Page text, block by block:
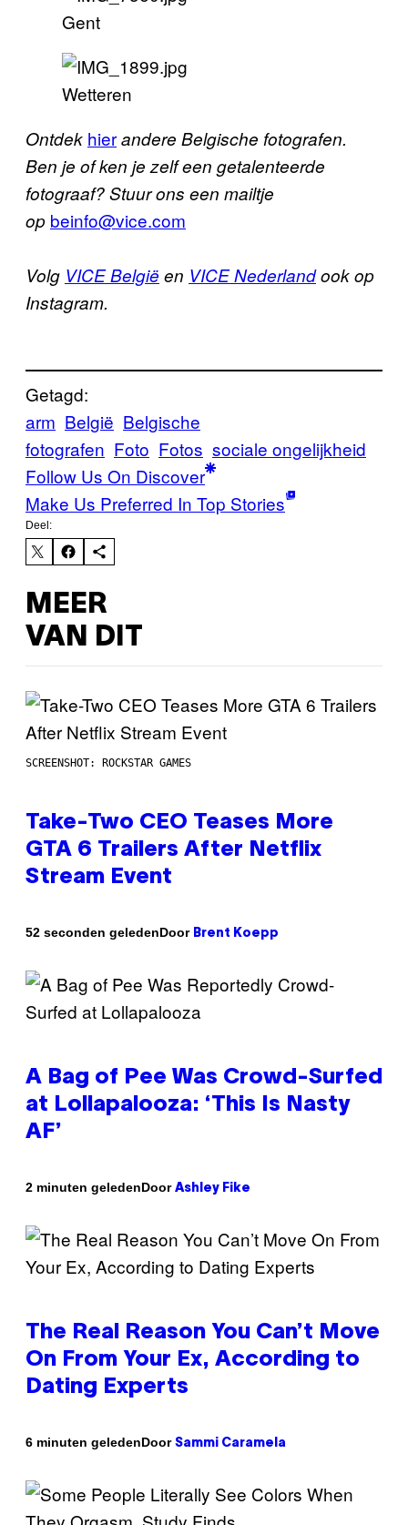
Gent
Wetteren
Ontdek hierandere Belgische fotografen.
Ben je of ken je zelf een getalenteerde
fotograaf? Stuur ons een mailtje
op beinfo@vice.com
Volg VICE België en VICE Nederlandook op
Instagram.
Getagd:
arm België Belgische
fotografen Foto Fotos sociale ongelijkheid
Follow Us On Discover
Make Us Preferred In Top Stories
Deel:
MEER
VAN DIT
SCREENSHOT: ROCKSTAR GAMES
Take-Two CEO Teases More
GTA 6 Trailers After Netflix
Stream Event
52 seconden geledenDoor Brent Koepp
A Bag of Pee Was Crowd-Surfed
at Lollapalooza: ‘This Is Nasty
AF’
2 minuten geledenDoor Ashley Fike
The Real Reason You Can’t Move
On From Your Ex, According to
Dating Experts
6 minuten geledenDoor Sammi Caramela